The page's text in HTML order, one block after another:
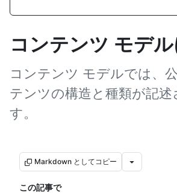
コンテンツ モデ
コンテンツ モデルでは、
テンツの構造と種類が記述
す。
Markdown としてコピー
この記事で